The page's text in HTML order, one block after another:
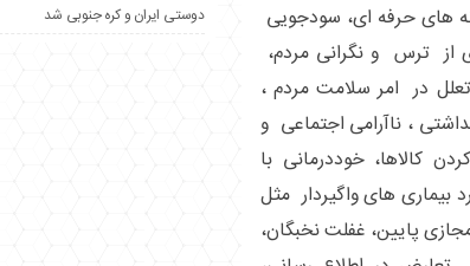
های حرفه ای، سودجویی
ترس و نگرانی مردم،
در امر سلامت مردم ،
، ناآرامی اجتماعی و
کالاها، خوددرمانی با
بیماری های واگیردار مثل
پایین، غفلت نخبگان،
دوستی ایران و کره جنوبی شد